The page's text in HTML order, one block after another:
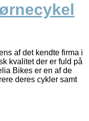
af det kendte firma i
kvalitet der er fuld på
Bikes er en af de
deres cykler samt